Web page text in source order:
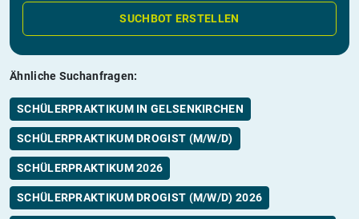
SUCHBOT ERSTELLEN
Ähnliche Suchanfragen:
SCHÜLERPRAKTIKUM IN GELSENKIRCHEN
SCHÜLERPRAKTIKUM DROGIST (M/W/D)
SCHÜLERPRAKTIKUM 2026
SCHÜLERPRAKTIKUM DROGIST (M/W/D) 2026